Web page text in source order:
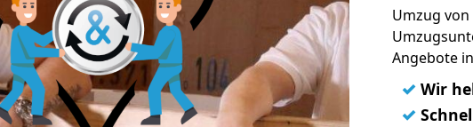
Umzug
Angebote
✓ Wir
✓